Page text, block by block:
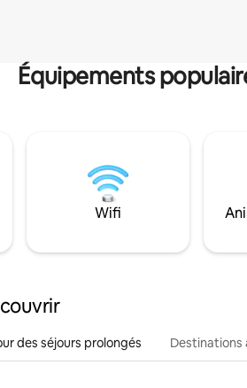
Équipements
Wifi
des séjours prolongés Destinations